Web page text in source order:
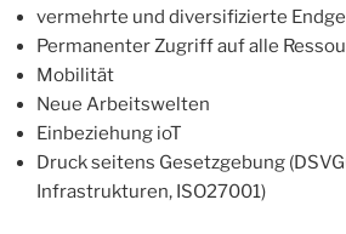
vermehrte und diversifizierte
Permanenter Zugriff auf alle
Mobilität
Neue Arbeitswelten
Einbeziehung ioT
Druck seitens Gesetzgebung
Infrastrukturen, ISO27001)